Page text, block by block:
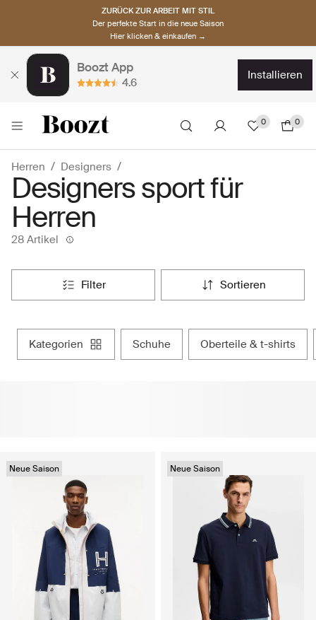
ZURÜCK ZUR ARBEIT MIT STIL
Der perfekte Start in die neue Saison
Hier klicken & einkaufen →
Boozt App
4.6
installieren
0 0
Herren Designers
Designers sport für
Herren
28 Artikel
filter sortieren
kategorien schuhe oberteile & t-shirts
Neue Saison Neue Saison